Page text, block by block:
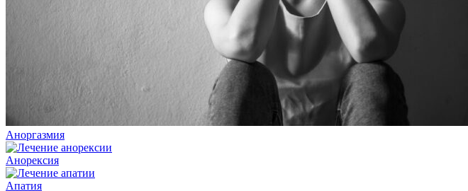
Аноргазмия
Анорексия
Апатия